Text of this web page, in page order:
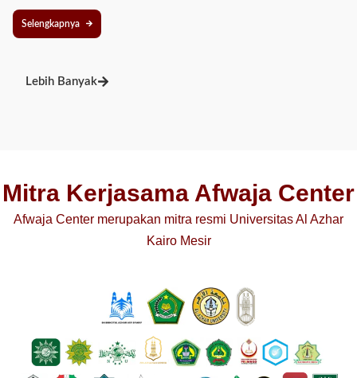
Selengkapnya
Lebih Banyak
Mitra Kerjasama Afwaja Center
Afwaja Center merupakan mitra resmi Universitas Al Azhar
Kairo Mesir